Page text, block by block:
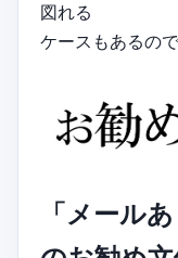
図れる
ケースもあるの
「メール